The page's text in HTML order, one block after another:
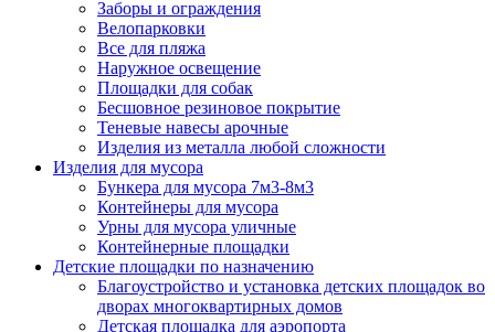
Заборы и ограждения
Велопарковки
Все для пляжа
Наружное освещение
Площадки для собак
Бесшовное резиновое покрытие
Теневые навесы арочные
Изделия из металла любой сложности
Изделия для мусора
Бункера для мусора 7м3-8м3
Контейнеры для мусора
Урны для мусора уличные
Контейнерные площадки
Детские площадки по назначению
Благоустройство и установка детских площадок во
дворах многоквартирных домов
Детская площадка для аэропорта